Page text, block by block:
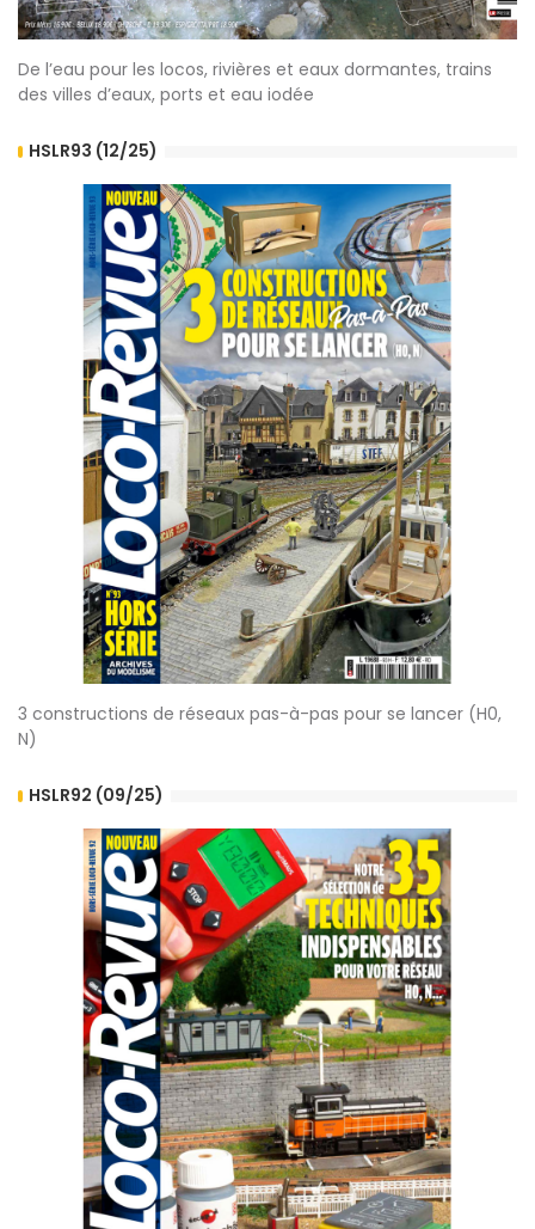
De l’eau pour les locos, rivières et eaux dormantes, trains
des villes d’eaux, ports et eau iodée
HSLR93 (12/25)
3 constructions de réseaux pas-à-pas pour se lancer (H0,
N)
HSLR92 (09/25)